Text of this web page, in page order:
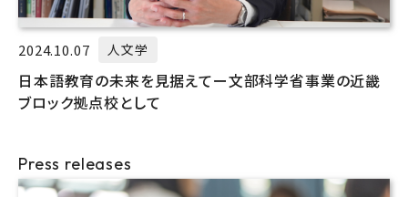
2024.10.07 人文学
日本語教育の未来を見据えてー文部科学省事業の近畿
ブロック拠点校として
Press releases